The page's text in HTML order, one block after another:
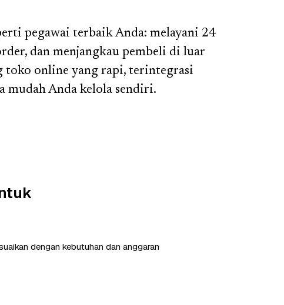
pegawai terbaik Anda: melayani 24
dan menjangkau pembeli di luar
toko online yang rapi, terintegrasi
mudah Anda kelola sendiri.
dengan kebutuhan dan anggaran